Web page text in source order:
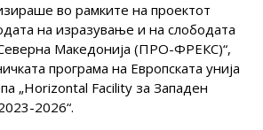
во рамките на проектот
на изразување и на слободата
Македонија (ПРО-ФРЕКС)“,
програма на Европската унија
„Horizontal Facility за Западен
2026“.